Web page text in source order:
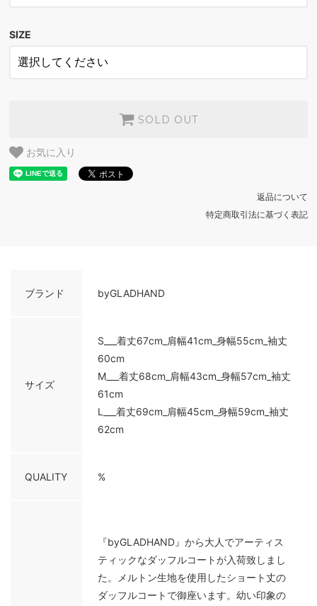
NATURAL
SIZE
SOLD OUT
お気に入り
返品について
特定商取引法に基づく表記
ブランド byGLADHAND
サイズ
S___着丈67cm_肩幅41cm_身幅55cm_袖丈
60cm
M___着丈68cm_肩幅43cm_身幅57cm_袖丈
61cm
L___着丈69cm_肩幅45cm_身幅59cm_袖丈
62cm
QUALITY %
『byGLADHAND』から大人でアーティス
ティックなダッフルコートが入荷致しまし
た。メルトン生地を使用したショート丈の
ダッフルコートで御座います。幼い印象の